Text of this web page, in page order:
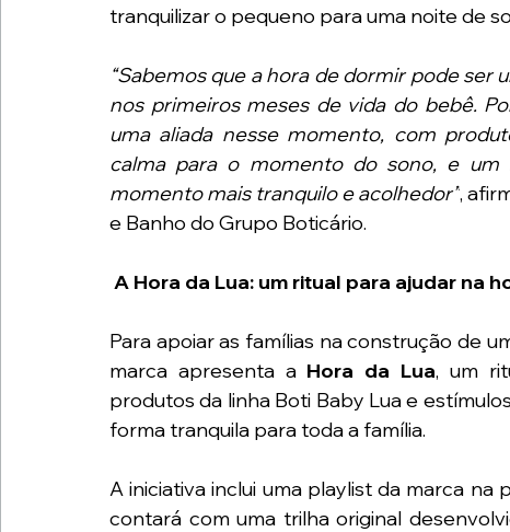
tranquilizar o pequeno para uma noite de
“Sabemos que a hora de dormir pode ser
nos primeiros meses de vida do bebê.
uma aliada nesse momento, com
calma para o momento do sono, e
momento mais tranquilo e acolhedor”,
e Banho do Grupo Boticário.
A Hora da Lua: um ritual para ajudar na
Para apoiar as famílias na construção de
marca apresenta a Hora da Lua, um
produtos da linha Boti Baby Lua e
forma tranquila para toda a família.
A iniciativa inclui uma playlist da marca
contará com uma trilha original